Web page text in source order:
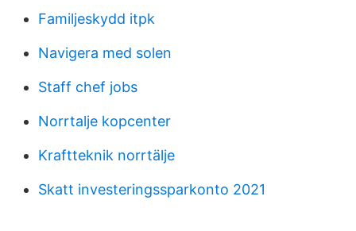
Familjeskydd itpk
Navigera med solen
Staff chef jobs
Norrtalje kopcenter
Kraftteknik norrtälje
Skatt investeringssparkonto 2021